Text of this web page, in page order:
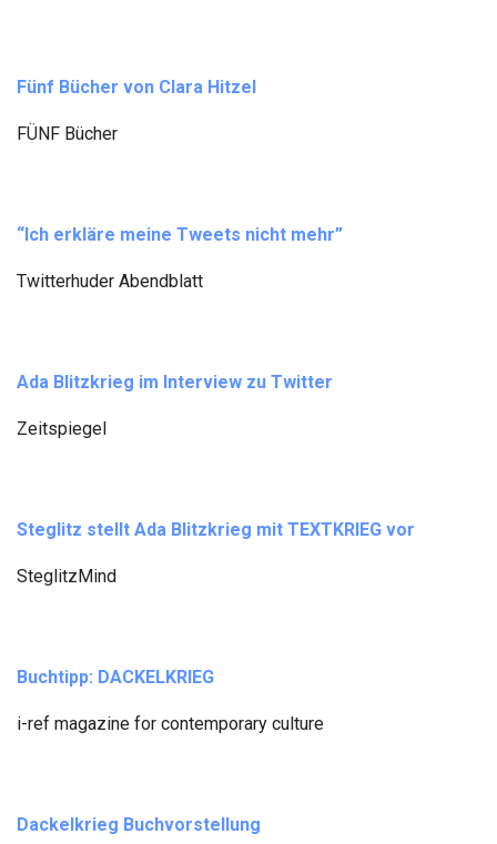
Fünf Bücher von Clara Hitzel
FÜNF Bücher
“Ich erkläre meine Tweets nicht mehr”
Twitterhuder Abendblatt
Ada Blitzkrieg im Interview zu Twitter
Zeitspiegel
Steglitz stellt Ada Blitzkrieg mit TEXTKRIEG vor
SteglitzMind
Buchtipp: DACKELKRIEG
i-ref magazine for contemporary culture
Dackelkrieg Buchvorstellung